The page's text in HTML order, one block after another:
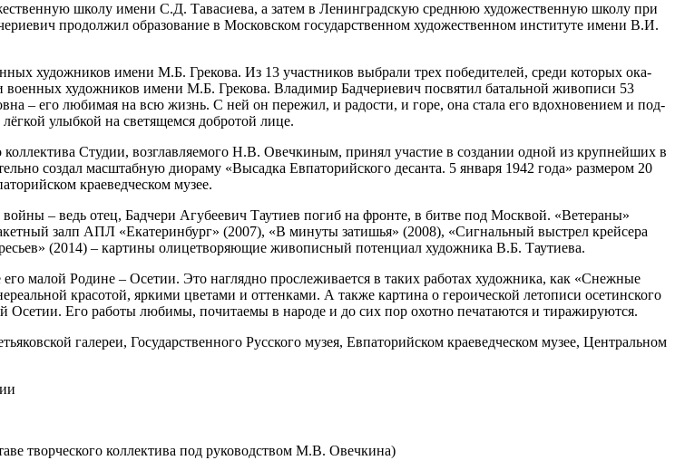
шко­лу име­ни С.Д. Тавасиева, а затем в Ленинградскую сред­нюю худо­же­ствен­ную шко­лу при
про­дол­жил обра­зо­ва­ние в Московском госу­дар­ствен­ном худо­же­ствен­ном инсти­ту­те име­ни В.И.
худож­ни­ков име­ни М.Б. Грекова. Из 13 участ­ни­ков выбра­ли трех побе­ди­те­лей, сре­ди кото­рых ока­
худож­ни­ков име­ни М.Б. Грекова. Владимир Бадчериевич посвя­тил баталь­ной живо­пи­си 53
– его люби­мая на всю жизнь. С ней он пере­жил, и радо­сти, и горе, она ста­ла его вдох­но­ве­ни­ем и под­
лёг­кой улыб­кой на све­тя­щем­ся доб­ро­той лице.
Студии, воз­глав­ля­е­мо­го Н.В. Овечкиным, при­нял уча­стие в созда­нии одной из круп­ней­ших в
создал мас­штаб­ную дио­ра­му «Высадка Евпаторийского десан­та. 5 янва­ря 1942 года» раз­ме­ром 20
кра­е­вед­че­ском музее.
– ведь отец, Бадчери Агубеевич Таутиев погиб на фрон­те, в бит­ве под Москвой. «Ветераны»
залп АПЛ «Екатеринбург» (2007), «В мину­ты зати­шья» (2008), «Сигнальный выстрел крей­се­ра
(2014) – кар­ти­ны оли­це­тво­ря­ю­щие живо­пис­ный потен­ци­ал худож­ни­ка В.Б. Таутиева.
малой Родине – Осетии. Это нагляд­но про­сле­жи­ва­ет­ся в таких рабо­тах худож­ни­ка, как «Снежные
кра­со­той, ярки­ми цве­та­ми и оттен­ка­ми. А так­же кар­ти­на о геро­и­че­ской лето­пи­си осе­тин­ско­го
Осетии. Его рабо­ты люби­мы, почи­та­е­мы в наро­де и до сих пор охот­но печа­та­ют­ся и тиражируются.
гале­реи, Государственного Русского музея, Евпаторийском кра­е­вед­че­ском музее, Центральном
твор­че­ско­го кол­лек­ти­ва под руко­вод­ством М.В. Овечкина)